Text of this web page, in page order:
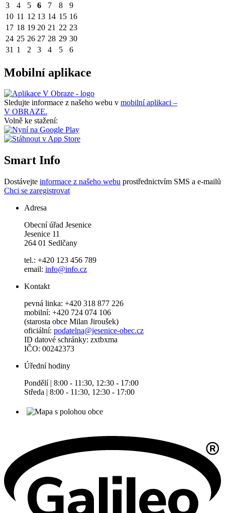
3
4 5 6 7 8
9
10 11 12 13 14 15 16
17 18 19 20 21 22 23
24 25 26 27 28 29 30
31 1 2 3 4 5 6
Mobilní aplikace
Sledujte informace z našeho webu v mobilní aplikaci –
V OBRAZE.
Volně ke stažení:
Smart Info
Dostávejte informace z našeho webu prostřednictvím SMS a e-mailů
Chci se zaregistrovat
Adresa
Obecní úřad Jesenice
Jesenice 11
264 01 Sedlčany
tel.: +420 123 456 789
email: info@info.cz
Kontakt
pevná linka: +420 318 877 226
mobilní: +420 724 074 106
(starosta obce Milan Jiroušek)
oficiální: podatelna@jesenice-obec.cz
ID datové schránky: zxtbxma
IČO: 00242373
Úřední hodiny
Pondělí | 8:00 - 11:30, 12:30 - 17:00
Středa | 8:00 - 11:30, 12:30 - 17:00